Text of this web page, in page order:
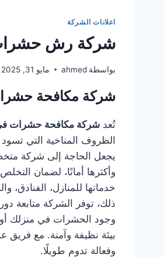
اعلانات الشركة
شركة رش حشرات في
بواسطة ahmed مايو 31, 2025
شركة مكافحة
تُعدشركة مكافحة حشرات
الظروف المناخية التي
يجعل الحاجة إلى شركة
وأكثرها أمانًا، لضمان
خدماتها للمنازل،
ذلك، توفر الشركة متابعة
وجود الحشرات في منزلك
بيئة نظيفة وآمنة. مع
وفعالة تدوم طويلًا.